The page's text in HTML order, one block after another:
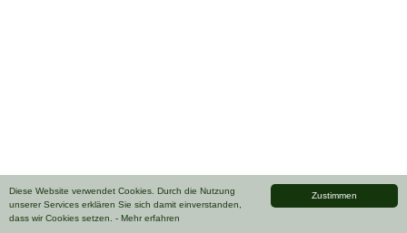
Zustimmen
Diese Website verwendet Cookies. Durch die Nutzung
unserer Services erklären Sie sich damit einverstanden,
dass wir Cookies setzen. - Mehr erfahren